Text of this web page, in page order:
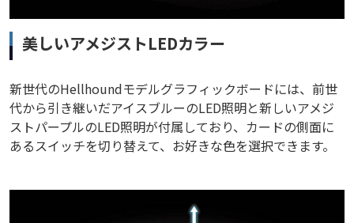
美しいアメジストLEDカラー
新世代のHellhoundモデルグラフィックボードには、前世
代から引き継いだアイスブルーのLED照明と新しいアメジ
ストパープルのLED照明が付属しており、カードの側面に
あるスイッチを切り替えて、お好きな色を選択できます。